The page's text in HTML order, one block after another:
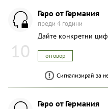
10
Геро от Германия
преди 4 години
Дайте конкретни
отговор
Сигнализирай за
Геро от Германия